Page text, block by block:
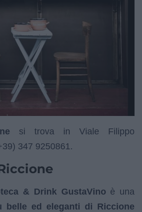
si trova in Viale Filippo
347 9250861.
& Drink GustaVino è una
belle ed eleganti di Riccione